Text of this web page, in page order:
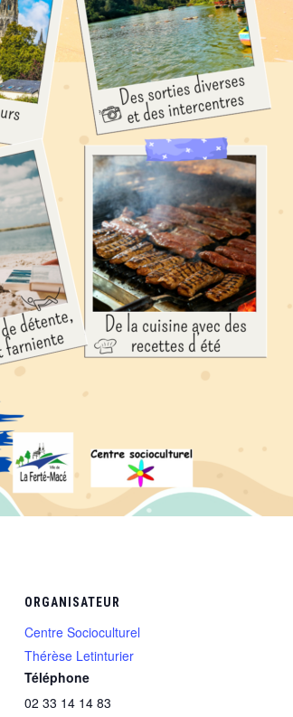
ORGANISATEUR
Centre Socioculturel
Thérèse Letinturier
Téléphone
02 33 14 14 83